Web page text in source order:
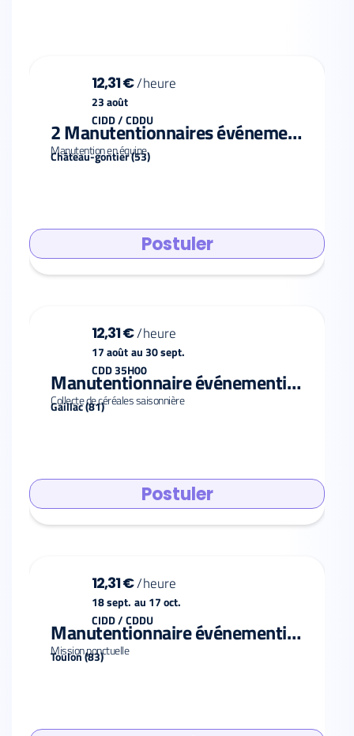
12,31 €/heure
23 août
CIDD / CDDU
2 Manutentionnaires événementiels F/H
Manutention en équipe
Château-gontier (53)
Postuler
12,31 €/heure
17 août au30 sept.
CDD 35H00
Manutentionnaire événementiel F/H
Collecte de céréales saisonnière
Gaillac (81)
Postuler
12,31 €/heure
18 sept. au 17 oct.
CIDD / CDDU
Manutentionnaire événementiel F/H
Mission ponctuelle
Toulon (83)